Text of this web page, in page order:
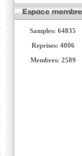
Samples: 64835
Reprises: 4006
Membres: 2589